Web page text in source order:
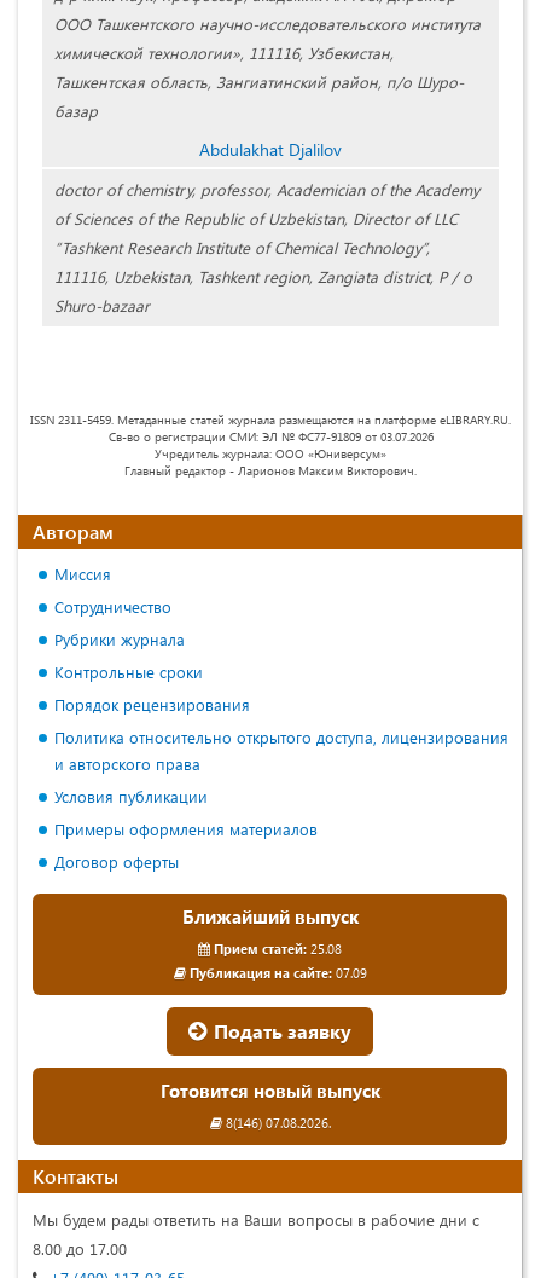
ООО Ташкентского научно-исследовательского института
химической технологии», 111116, Узбекистан,
Ташкентская область, Зангиатинский район, п/о Шуро-
базар
Abdulakhat Djalilov
doctor of chemistry, professor, Academician of the Academy
of Sciences of the Republic of Uzbekistan, Director of LLC
“Tashkent Research Institute of Chemical Technology”,
111116, Uzbekistan, Tashkent region, Zangiata district, P / o
Shuro-bazaar
ISSN 2311-5459. Метаданные статей журнала размещаются на платформе eLIBRARY.RU.
Св-во о регистрации СМИ: ЭЛ № ФС77-91809 от 03.07.2026
Учредитель журнала: ООО «Юниверсум»
Главный редактор - Ларионов Максим Викторович.
Авторам
Миссия
Сотрудничество
Рубрики журнала
Контрольные сроки
Порядок рецензирования
Политика относительно открытого доступа, лицензирования
и авторского права
Условия публикации
Примеры оформления материалов
Договор оферты
Ближайший выпуск
Прием статей: 25.08
Публикация на сайте:07.09
Подать заявку
Готовится новый выпуск
8(146) 07.08.2026.
Контакты
Мы будем рады ответить на Ваши вопросы в рабочие дни с
8.00 до 17.00